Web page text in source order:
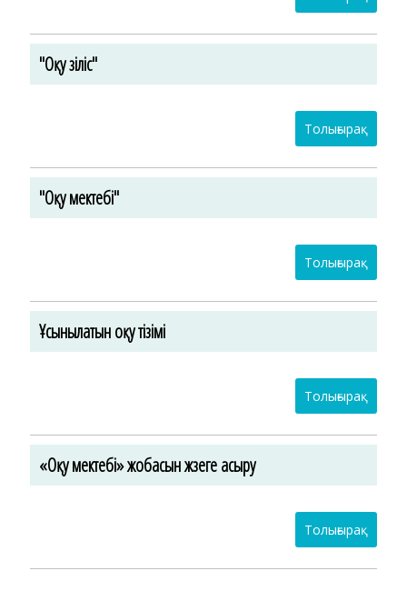
"Оқу үзіліс"
Толығырақ
"Оқу мектебі"
Толығырақ
Ұсынылатын оқу тізімі
Толығырақ
«Оқу мектебі» жобасын жүзеге асыру
Толығырақ